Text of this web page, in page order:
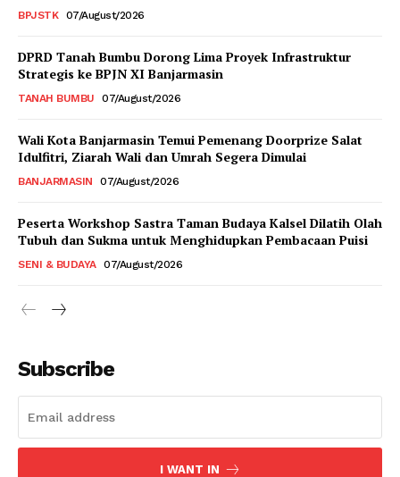
BPJSTK 07/August/2026
DPRD Tanah Bumbu Dorong Lima Proyek Infrastruktur
Strategis ke BPJN XI Banjarmasin
TANAH BUMBU 07/August/2026
Wali Kota Banjarmasin Temui Pemenang Doorprize Salat
Idulfitri, Ziarah Wali dan Umrah Segera Dimulai
BANJARMASIN 07/August/2026
Peserta Workshop Sastra Taman Budaya Kalsel Dilatih Olah
Tubuh dan Sukma untuk Menghidupkan Pembacaan Puisi
SENI & BUDAYA 07/August/2026
Subscribe
I WANT IN